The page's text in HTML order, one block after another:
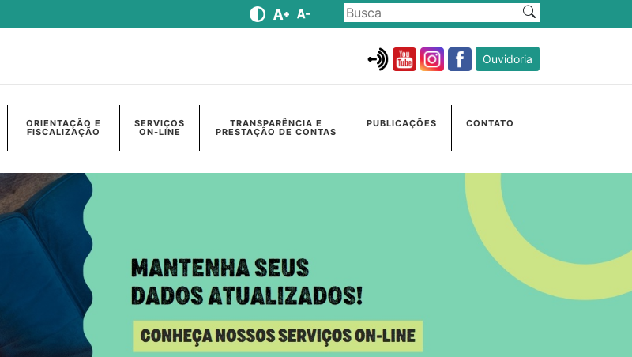
Ouvidoria
ORIENTAÇÃO E
FISCALIZAÇÃO
SERVIÇOS
ON-LINE
TRANSPARÊNCIA E
PRESTAÇÃO DE CONTAS
PUBLICAÇÕES CONTATO